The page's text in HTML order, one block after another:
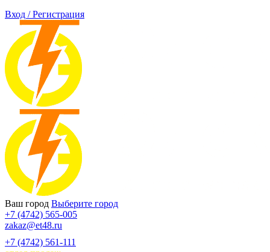
Вход / Регистрация
Ваш город Выберите город
+7 (4742) 565-005
zakaz@et48.ru
+7 (4742) 561-111